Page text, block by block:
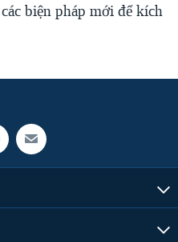
biện pháp mới để kích